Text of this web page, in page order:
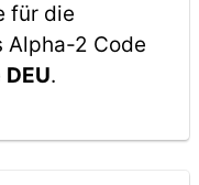
für die
Alpha-2 Code
DEU.